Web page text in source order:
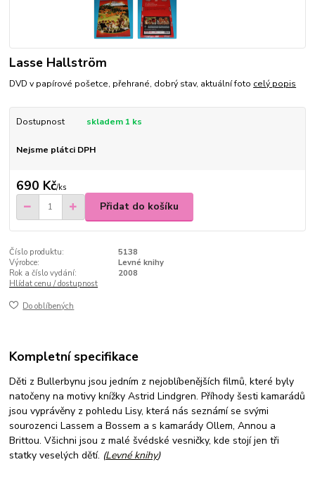
Lasse Hallström
DVD v papírové pošetce, přehrané, dobrý stav, aktuální foto celý popis
Dostupnost skladem 1 ks
Nejsme plátci DPH
690 Kč/ks
Přidat do košíku
Číslo produktu:
5138
Výrobce:
Levné knihy
Rok a číslo vydání:
2008
Hlídat cenu / dostupnost
Do oblíbených
Kompletní specifikace
Děti z Bullerbynu jsou jedním z nejoblíbenějších filmů, které byly
natočeny na motivy knížky Astrid Lindgren. Příhody šesti kamarádů
jsou vyprávěny z pohledu Lisy, která nás seznámí se svými
sourozenci Lassem a Bossem a s kamarády Ollem, Annou a
Brittou. Všichni jsou z malé švédské vesničky, kde stojí jen tři
statky veselých dětí. (Levné knihy)